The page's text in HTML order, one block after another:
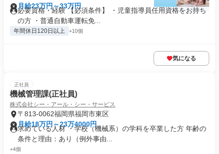
月給23万円～33万円
必要資格・経験 【必須条件】 ・児童指導員任用資格をお持ち
の方 ・普通自動車運転免...
年間休日120日以上 +10個
気になる
正社員
機械管理課(正社員)
株式会社シー・アール・シー・サービス
〒813-0062福岡県福岡市東区
月給18万円～23万4000円
求めている人材 ・学校（機械系）の学科を卒業した方 年齢の
条件と理由：あり（例外事由...
+4個